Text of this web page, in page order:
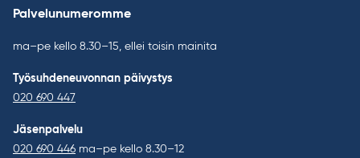
Palvelunumeromme
ma–pe kello 8.30–15, ellei toisin mainita
Työsuhdeneuvonnan päivystys
020 690 447
Jäsenpalvelu
020 690 446 ma–pe kello 8.30–12